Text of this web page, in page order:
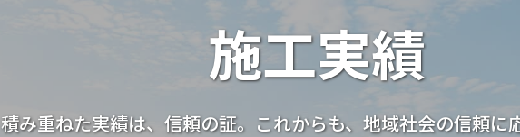
施工実績
積み重ねた実績は、信頼の証。これからも、地域社会の信頼に